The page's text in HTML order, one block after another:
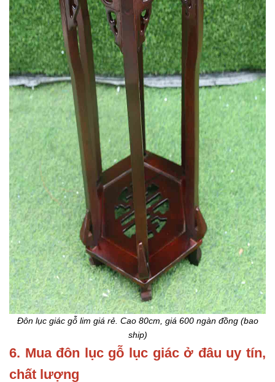
Đôn lục giác gỗ lim giá rẻ. Cao 80cm, giá 600 ngàn đồng (bao
ship)
6. Mua đôn lục gỗ lục giác ở đâu uy tín,
chất lượng